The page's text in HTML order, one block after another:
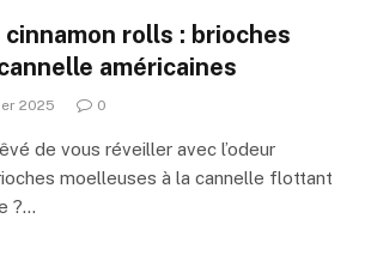
rolls : brioches
américaines
2025 0
de vous réveiller avec l’odeur
moelleuses à la cannelle flottant
?…